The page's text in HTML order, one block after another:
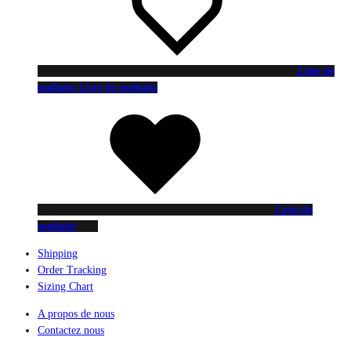
Liste de
souhaits Liste de souhaits
Liste de
souhaits
Shipping
Order Tracking
Sizing Chart
A propos de nous
Contactez nous